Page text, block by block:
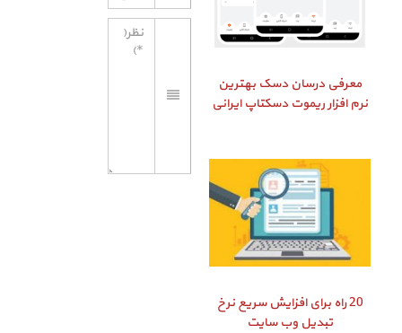
معرفی درسان دسک بهترین
نرم افزار ریموت دسکتاپ ایرانی
20 راه برای افزایش سریع نرخ
تبدیل وب سایت